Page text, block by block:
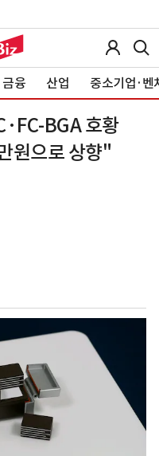
금융 산업 중소기업·벤
BGA 호황
원으로 상향"